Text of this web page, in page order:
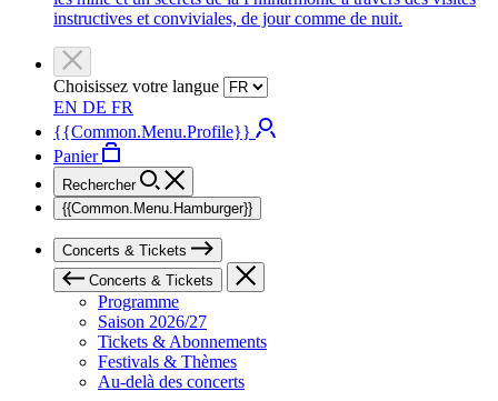
instructives et conviviales, de jour comme de nuit.
Choisissez votre langue
EN DE FR
{{Common.Menu.Profile}}
Panier
Rechercher
{{Common.Menu.Hamburger}}
Concerts & Tickets
Concerts & Tickets
Programme
Saison 2026/27
Tickets & Abonnements
Festivals & Thèmes
Au-delà des concerts